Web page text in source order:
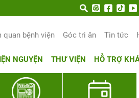
quan bệnh viện Góc tri ân Tin tức
NGUYỆN THƯ VIỆN HỖ TRỢ